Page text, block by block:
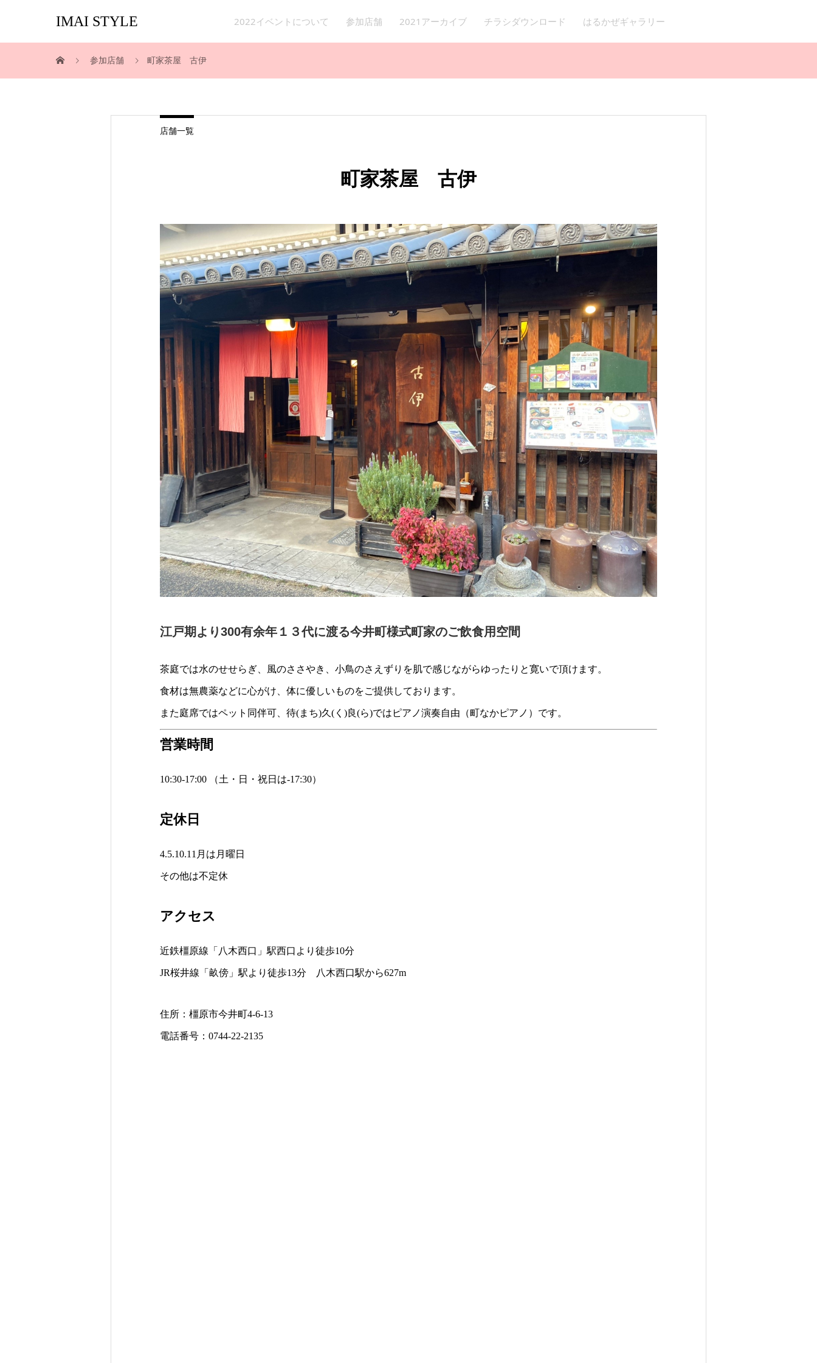
IMAI STYLE 2022イベントについて 参加店舗 2021アーカイブ チラシダウンロード はるかぜギャラリー
参加店舗 町家茶屋 古伊
店舗一覧
町家茶屋 古伊
江戸期より300有余年１３代に渡る今井町様式町家のご飲食用空間
茶庭では水のせせらぎ、風のささやき、小鳥のさえずりを肌で感じながらゆったりと寛いで頂けます。
食材は無農薬などに心がけ、体に優しいものをご提供しております。
また庭席ではペット同伴可、待(まち)久(く)良(ら)ではピアノ演奏自由（町なかピアノ）です。
営業時間
10:30-17:00 （土・日・祝日は-17:30）
定休日
4.5.10.11月は月曜日
その他は不定休
アクセス
近鉄橿原線「八木西口」駅西口より徒歩10分
JR桜井線「畝傍」駅より徒歩13分 八木西口駅から627m
住所：橿原市今井町4-6-13
電話番号：0744-22-2135